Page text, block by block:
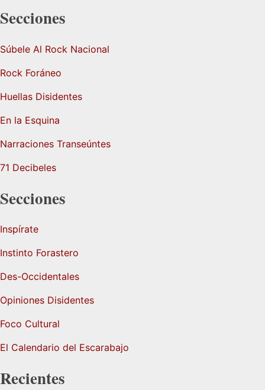
Secciones
Súbele Al Rock Nacional
Rock Foráneo
Huellas Disidentes
En la Esquina
Narraciones Transeúntes
71 Decibeles
Secciones
Inspírate
Instinto Forastero
Des-Occidentales
Opiniones Disidentes
Foco Cultural
El Calendario del Escarabajo
Recientes